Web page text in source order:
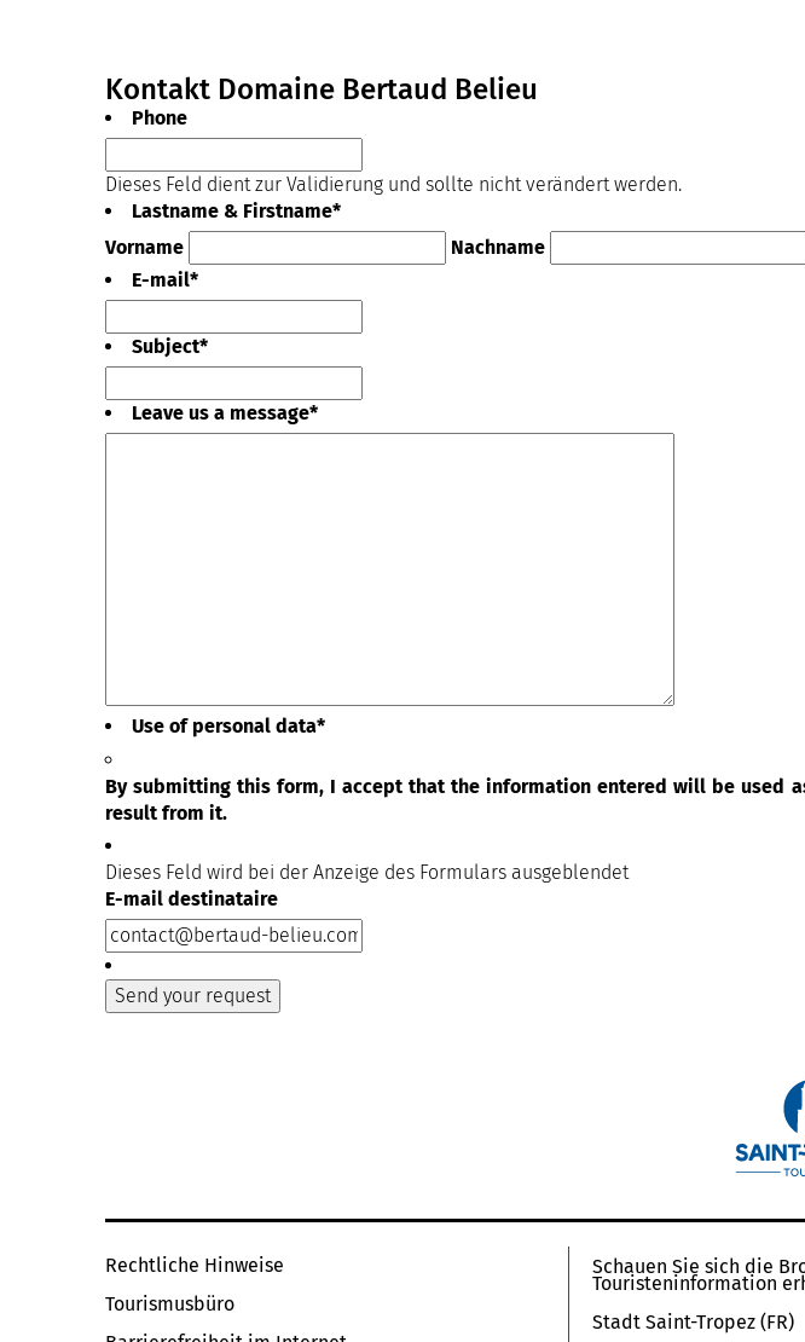
Kontakt Domaine Bertaud Belieu
Phone
Dieses Feld dient zur Validierung und sollte nicht verändert werden.
Lastname & Firstname*
Vorname
Nachname
E-mail*
Subject*
Leave us a message*
Use of personal data*
By submitting this form, I accept that the information entered will be used
result from it.
Dieses Feld wird bei der Anzeige des Formulars ausgeblendet
E-mail destinataire
Rechtliche Hinweise
Tourismusbüro
Schauen Sie sich die
Touristeninformation
Stadt Saint-Tropez (FR)